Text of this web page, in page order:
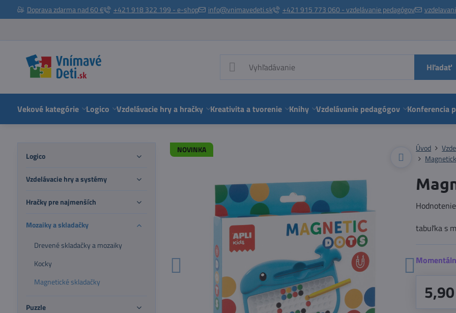
Doprava zdarma nad 60 € +421 918 322 199 - e-shop info@vnimavedeti.sk +421 915 773 060 - vzdelávanie pedagógov
Hľadať
Vekové kategórie Logico Vzdelávacie hry a hračky Kreativita a tvorenie Knihy Vzdelávanie pedagógov Konferencia
NOVINKA Úvod
Hodnotenie
tabuľka s
Logico
Vzdelávacie hry a systémy
Hračky pre najmenších
Mozaiky a skladačky
Drevené skladačky a mozaiky
Kocky
Magnetické skladačky
Puzzle